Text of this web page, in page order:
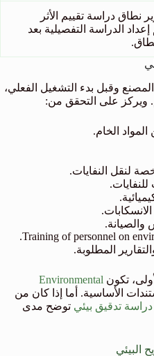
نطاق دراسة تقييم الأثر
إعداد الدراسة التفصيلية بعد
المصنع وقبل بدء التشغيل الفعلي،
ويركز على التحقق من:
الخام.
لنقل النفايات.
والصيانة.
Training of personnel on
المطلوبة.
تكون Environmental
الأساسية. أما إذا كان من
دراسة تدقيق بيئي توضح مدى
البيئي